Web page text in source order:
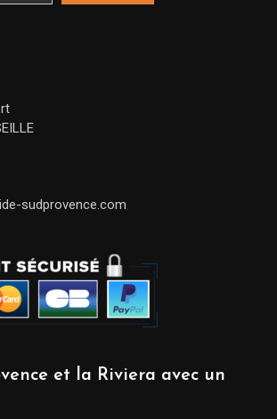
sudprovence.com
et la Riviera avec un